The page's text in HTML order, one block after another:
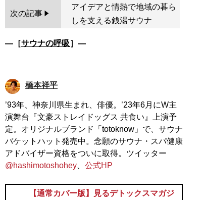
次の記事
アイデアと情熱で地域の暮ら
しを支える銭湯サウナ
―［サウナの呼吸］―
橋本祥平
’93年、神奈川県生まれ、俳優。’23年6月にW主
演舞台『文豪ストレイドッグス 共食い』上演予
定。オリジナルブランド「totoknow」で、サウナ
バケットハット発売中。念願のサウナ・スパ健康
アドバイザー資格をついに取得。ツイッター
@hashimotoshohey
公式HP
【通常カバー版】見るデトックスマガジ